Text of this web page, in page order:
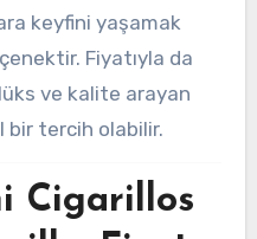
keyfini yaşamak
Fiyatıyla da
ve kalite arayan
tercih olabilir.
Cigarillos